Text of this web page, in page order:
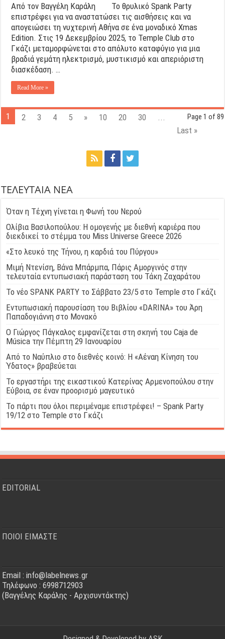
Από τον Βαγγέλη Καράλη Το θρυλικό Spank Party
επιστρέφει για να αναστατώσει τις αισθήσεις και να
απογειώσει τη νυχτερινή Αθήνα σε ένα μοναδικό Xmas
Edition. Στις 19 Δεκεμβρίου 2025, το Temple Club στο
Γκάζι μεταμορφώνεται στο απόλυτο καταφύγιο για μια
βραδιά γεμάτη ηλεκτρισμό, μυστικισμό και απεριόριστη
διασκέδαση. …
Read More »
Page 1 of 89
1 2 3 4 5 » 10 20 30
Last »
ΤΕΛΕΥΤΑΙΑ ΝΕΑ
Όταν η Τέχνη γίνεται η Φωνή του Νερού
Ολίβια Βασιλοπούλου: Η ομογενής με διεθνή καριέρα που
διεκδικεί το στέμμα του Miss Universe Greece 2026
«Στο λευκό της Τήνου, η καρδιά του Πύργου»
Μιμή Ντενίση, Βάνα Μπάρμπα, Πάρις Αμοργινός στην
τελευταία εντυπωσιακή παράσταση του Τάκη Ζαχαράτου
Το νέο SPANK PARTY το Σάββατο 23/5 στο Temple στο Γκάζι
Εντυπωσιακή παρουσίαση του Βιβλίου «DARINA» του Άρη
Παπαδογιάννη στο Μονακό
Ο Γιώργος Πάγκαλος εμφανίζεται στη σκηνή του Caja de
Música την Πέμπτη 29 Ιανουαρίου
Από το Ναύπλιο στο διεθνές κοινό: Η «Αέναη Κίνηση του
Ύδατος» βραβεύεται
Το εργαστήρι της εικαστικού Κατερίνας Αρμενοπούλου στην
Εύβοια, σε έναν προορισμό μαγευτικό
Το πάρτι που όλοι περιμέναμε επιστρέφει! – Spank Party
19/12 στο Temple στο Γκάζι
EDITORIAL
ΠΟΙΟΙ ΕΙΜΑΣΤΕ
Email : info@labelnews.gr
Τηλέφωνο : 6998712903
(Βαγγέλης Καράλης - Αρχισυντάκτης)